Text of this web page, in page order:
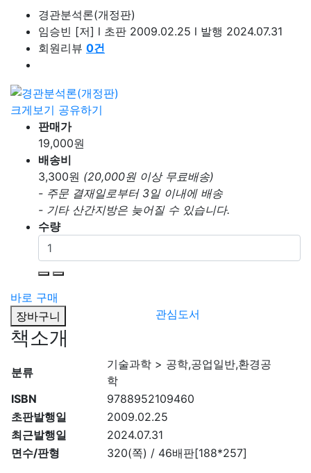
경관분석론(개정판)
임승빈 [저] l 초판 2009.02.25 l 발행 2024.07.31
회원리뷰 0건
크게보기 공유하기
판매가
19,000원
배송비
3,300원 (20,000원 이상 무료배송)
- 주문 결재일로부터 3일 이내에 배송
- 기타 산간지방은 늦어질 수 있습니다.
수량
바로 구매
장바구니
관심도서
책소개
분류
기술과학 > 공학,공업일반,환경공
학
ISBN
9788952109460
초판발행일
2009.02.25
최근발행일
2024.07.31
면수/판형
320(쪽) / 46배판[188*257]